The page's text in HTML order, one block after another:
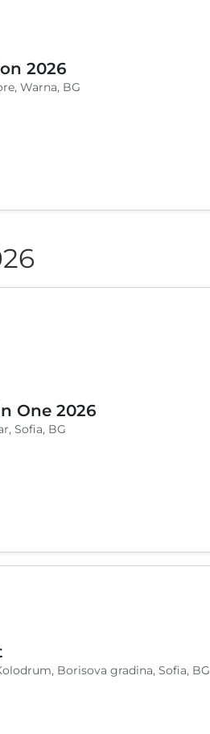
2026
Warna, BG
One 2026
Sofia, BG
Borisova gradina, Sofia, BG